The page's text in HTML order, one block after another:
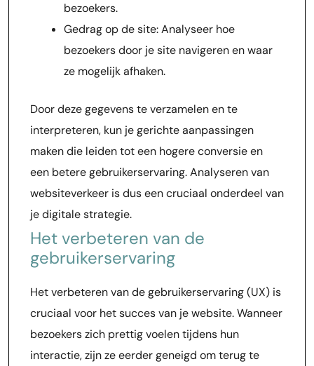
bezoekers.
Gedrag op de site: Analyseer hoe
bezoekers door je site navigeren en waar
ze mogelijk afhaken.
Door deze gegevens te verzamelen en te
interpreteren, kun je gerichte aanpassingen
maken die leiden tot een hogere conversie en
een betere gebruikerservaring. Analyseren van
websiteverkeer is dus een cruciaal onderdeel van
je digitale strategie.
Het verbeteren van de
gebruikerservaring
Het verbeteren van de gebruikerservaring (UX) is
cruciaal voor het succes van je website. Wanneer
bezoekers zich prettig voelen tijdens hun
interactie, zijn ze eerder geneigd om terug te